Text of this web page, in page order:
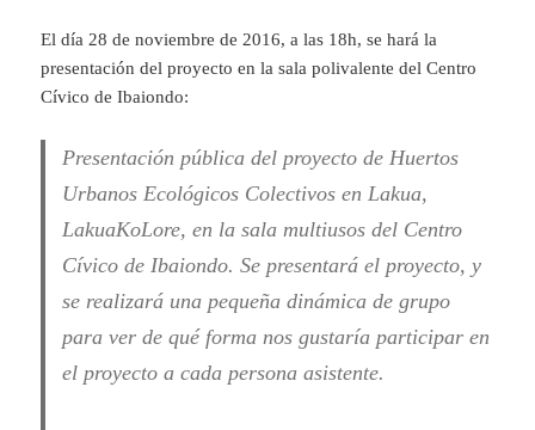
El día 28 de noviembre de 2016, a las 18h, se hará la
presentación del proyecto en la sala polivalente del Centro
Cívico de Ibaiondo:
Presentación pública del proyecto de Huertos
Urbanos Ecológicos Colectivos en Lakua,
LakuaKoLore, en la sala multiusos del Centro
Cívico de Ibaiondo. Se presentará el proyecto, y
se realizará una pequeña dinámica de grupo
para ver de qué forma nos gustaría participar en
el proyecto a cada persona asistente.